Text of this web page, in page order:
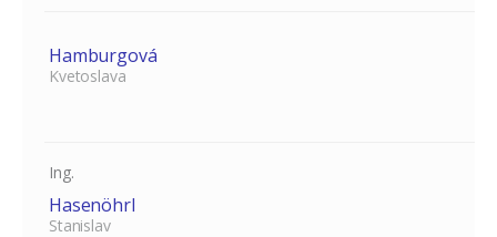
Hamburgová
Kvetoslava
Ing.
Hasenöhrl
Stanislav